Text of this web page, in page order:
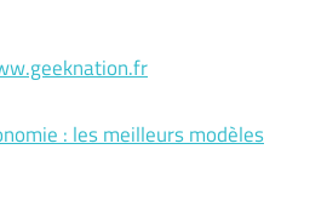
: les meilleurs modèles